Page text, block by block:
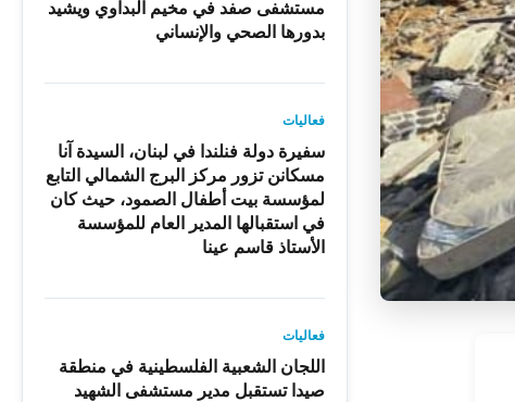
مستشفى صفد في مخيم البداوي ويشيد
بدورها الصحي والإنساني
فعاليات
سفيرة دولة فنلندا في لبنان، السيدة آنا
مسكانن تزور مركز البرج الشمالي التابع
لمؤسسة بيت أطفال الصمود، حيث كان
في استقبالها المدير العام للمؤسسة
الأستاذ قاسم عينا
فعاليات
اللجان الشعبية الفلسطينية في منطقة
صيدا تستقبل مدير مستشفى الشهيد